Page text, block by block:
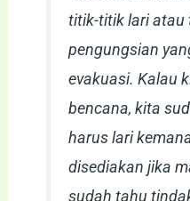
titik-titik lari atau
pengungsian
evakuasi. Kalau
bencana, kita
harus lari
disediakan jika
sudah tahu